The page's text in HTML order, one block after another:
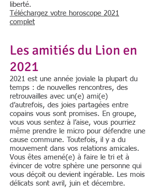
liberté.
Téléchargez votre horoscope 2021
complet
Les amitiés du Lion en
2021
2021 est une année joviale la plupart du
temps : de nouvelles rencontres, des
retrouvailles avec un(e) ami(e)
d’autrefois, des joies partagées entre
copains vous sont promises. En groupe,
vous vous sentez à l’aise, vous pourriez
même prendre le micro pour défendre une
cause commune. Toutefois, il y a du
mouvement dans vos relations amicales.
Vous êtes amené(e) à faire le tri et à
évincer de votre sphère une personne qui
vous déçoit ou devient ingérable. Les mois
délicats sont avril, juin et décembre.